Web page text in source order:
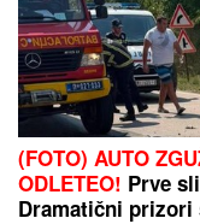
(FOTO) AUTO
ODLETEO! Prve
Dramatični prizori